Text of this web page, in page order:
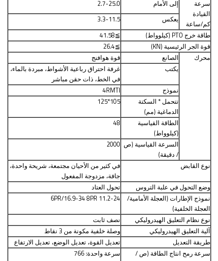
سرعة
القيادة
كم/ساعة
إلى الأمام
2.7-25.0
يعكس
3.3-11.5
طاقة خرج PTO (كيلوواط)
≧
41.58
قوة الجر الرئيسية (KN)
≧
26.4
محرك
الصانع
قوة هوافنج
يكتب
غرفة احتراق رباعية الأشواط، مبردة بالماء،
في الخط، ذات حقن مباشر
نموذج
4RMTI
تتحمل * السكتة
الدماغية (مم)
105*125
الطاقة القياسية
(كيلوواط)
48
السرعة القياسية (ص
/ دقيقة)
2000
نوع القابض
في كثير من الأحيان مجتمعة، شريحة واحدة،
جافة، مزدوجة المفعول
وضع التحول في علبة التروس
تحول العتاد
نموذج الإطارات (العجلة الأمامية/
العجلة الخلفية)
11.2-24 6PR/16.9-34 8PR
نوع نظام التعليق الهيدروليكي
نصف ثابت
آلية التعليق الهيدروليكي
وصلة خلفية مكونة من 3 نقاط
طريقة التعديل
تعديل القوة، تعديل الوضع، تعديل الارتفاع
سرعة رمح انتاج الطاقة (ص /
سرعة واحدة: 766